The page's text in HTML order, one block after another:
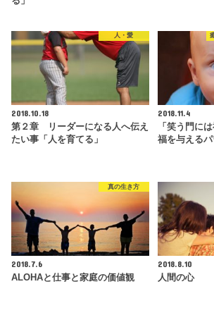
人・愛
2018.10.18
第２章 リーダーになる人へ伝え
たい事「人を育てる」
2018.11.4
「笑う門に
福を与える
真の生き方
2018.7.6
ALOHAと仕事と家庭の価値観
2018.8.10
人間の心